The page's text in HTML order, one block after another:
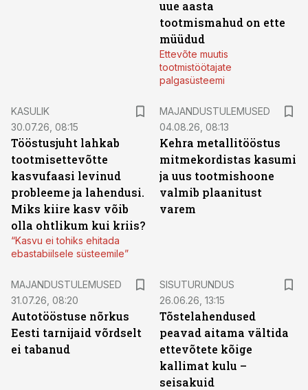
uue aasta
tootmismahud on ette
müüdud
Ettevõte muutis
tootmistöötajate
palgasüsteemi
KASULIK
30.07.26, 08:15
Tööstusjuht lahkab
tootmisettevõtte
kasvufaasi levinud
probleeme ja lahendusi.
Miks kiire kasv võib
olla ohtlikum kui kriis?
“Kasvu ei tohiks ehitada
ebastabiilsele süsteemile”
MAJANDUSTULEMUSED
04.08.26, 08:13
Kehra metallitööstus
mitmekordistas kasumi
ja uus tootmishoone
valmib plaanitust
varem
MAJANDUSTULEMUSED
31.07.26, 08:20
Autotööstuse nõrkus
Eesti tarnijaid võrdselt
ei tabanud
SISUTURUNDUS
26.06.26, 13:15
Tõstelahendused
peavad aitama vältida
ettevõtete kõige
kallimat kulu –
seisakuid